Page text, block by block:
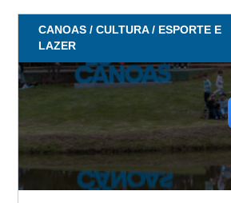
CANOAS / CULTURA / ESPORTE E
LAZER